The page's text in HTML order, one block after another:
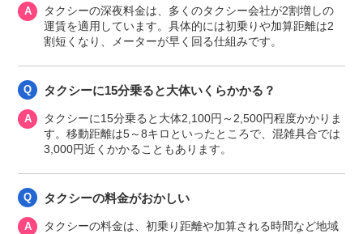
タクシーの深夜料金は、多くのタクシー会社が2割増しの
運賃を適用しています。具体的には初乗りや加算距離は2
割短くなり、メーターが早く回る仕組みです。
タクシーに15分乗ると大体いくらかかる？
タクシーに15分乗ると大体2,100円～2,500円程度かかりま
す。移動距離は5～8キロといったところで、混雑具合では
3,000円近くかかることもあります。
タクシーの料金がおかしい
タクシーの料金は、初乗り距離や加算される時間など地域